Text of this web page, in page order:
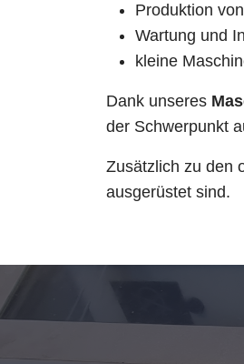
Produktion
Wartung und
kleine
Dank unseres
der Schwerpunkt
Zusätzlich zu den
ausgerüstet sind.